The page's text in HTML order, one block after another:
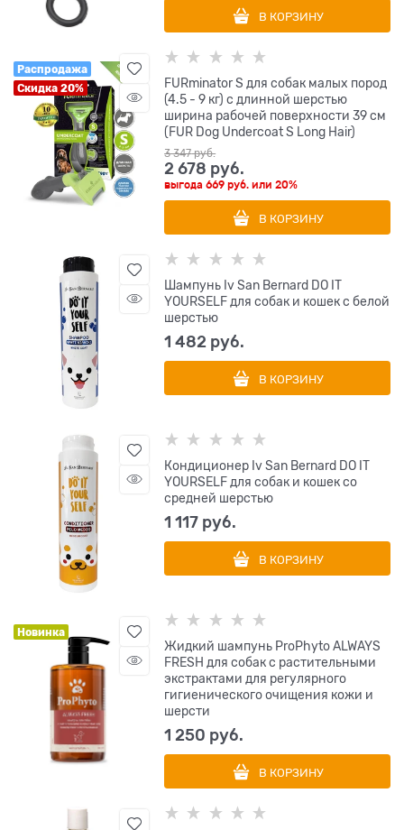
В КОРЗИНУ
Распродажа
Скидка 20%
FURminator S для собак малых пород
(4.5 - 9 кг) с длинной шерстью
ширина рабочей поверхности 39 см
(FUR Dog Undercoat S Long Hair)
3 347 руб.
2 678 руб.
выгода669 руб. или20%
В КОРЗИНУ
Шампунь Iv San Bernard DO IT
YOURSELF для собак и кошек с белой
шерстью
1 482 руб.
В КОРЗИНУ
Кондиционер Iv San Bernard DO IT
YOURSELF для собак и кошек со
средней шерстью
1 117 руб.
В КОРЗИНУ
Новинка
Жидкий шампунь ProPhyto ALWAYS
FRESH для собак с растительными
экстрактами для регулярного
гигиенического очищения кожи и
шерсти
1 250 руб.
В КОРЗИНУ